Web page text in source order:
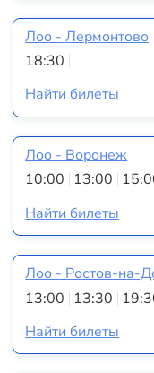
Лоо - Лермонтово
18:30
Найти билеты
Лоо - Воронеж
10:00 13:00
Найти билеты
Лоо - Ростов-на-
13:00 13:30
Найти билеты